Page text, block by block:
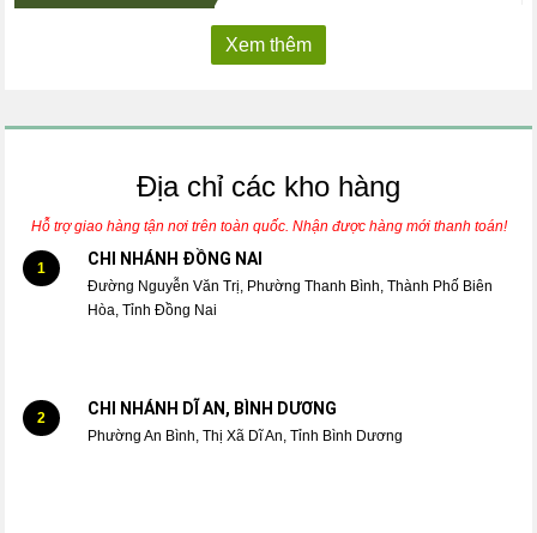
Xem thêm
Địa chỉ các kho hàng
Hỗ trợ giao hàng tận nơi trên toàn quốc. Nhận được hàng mới thanh toán!
1 CHI NHÁNH ĐỒNG NAI
Đường Nguyễn Văn Trị, Phường Thanh Bình, Thành Phố Biên
Hòa, Tỉnh Đồng Nai
2 CHI NHÁNH DĨ AN, BÌNH DƯƠNG
Phường An Bình, Thị Xã Dĩ An, Tỉnh Bình Dương